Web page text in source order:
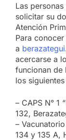
Las
solicitar su
Atención
Para
a
acercarse a
funcionan de
los
– CAPS N° 1
132,
–
134 y 135 A,